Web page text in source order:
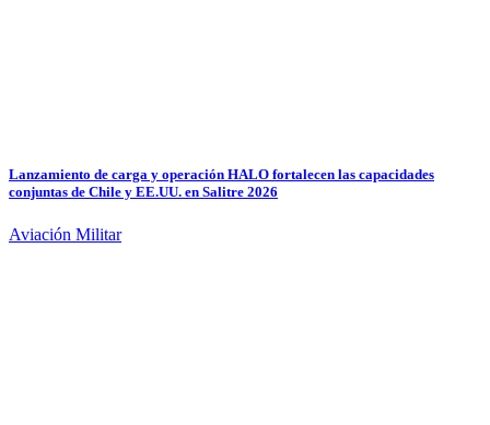
Lanzamiento de carga y operación HALO fortalecen las capacidades
conjuntas de Chile y EE.UU. en Salitre 2026
Aviación Militar